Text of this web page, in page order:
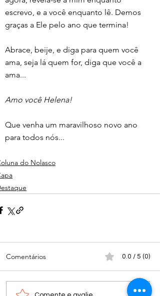
escrevo, e a você enquanto lê. Demos
graças a Ele pelo ano que termina!
Abrace, beije, e diga para quem você
ama, seja lá quem for, diga que você a
ama...
Amo você Helena!
Que venha um maravilhoso novo ano
para todos nós...
do Nolasco
Comentários 0.0 / 5 (0)